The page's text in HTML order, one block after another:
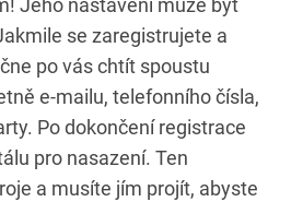
se zaregistrujete a
po vás chtít spoustu
e-mailu, telefonního čísla,
Po dokončení registrace
pro nasazení. Ten
a musíte jím projít, abyste